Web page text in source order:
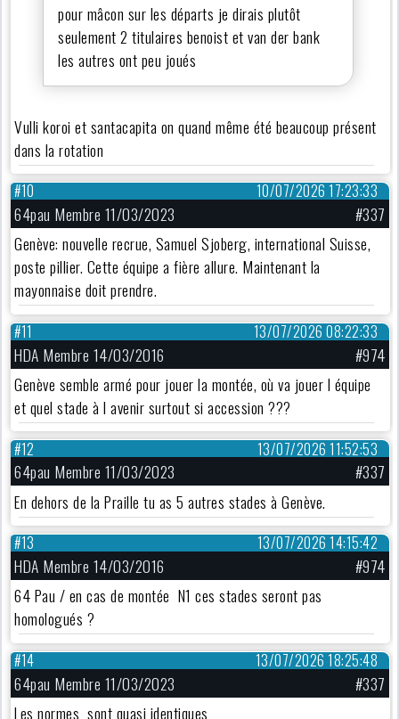
pour mâcon sur les départs je dirais plutôt
seulement 2 titulaires benoist et van der bank
les autres ont peu joués
Vulli koroi et santacapita on quand même été beaucoup présent
dans la rotation
10/07/2026 17:23:33
#10
64pau Membre 11/03/2023
#337
Genève: nouvelle recrue, Samuel Sjoberg, international Suisse,
poste pillier. Cette équipe a fière allure. Maintenant la
mayonnaise doit prendre.
13/07/2026 08:22:33
#11
HDA Membre 14/03/2016
#974
Genève semble armé pour jouer la montée, où va jouer l équipe
et quel stade à l avenir surtout si accession ???
13/07/2026 11:52:53
#12
64pau Membre 11/03/2023
#337
En dehors de la Praille tu as 5 autres stades à Genève.
13/07/2026 14:15:42
#13
HDA Membre 14/03/2016
#974
64 Pau / en cas de montée N1 ces stades seront pas
homologués ?
13/07/2026 18:25:48
#14
64pau Membre 11/03/2023
#337
Les normes sont quasi identiques